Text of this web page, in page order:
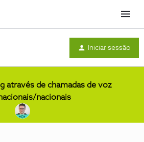
Menu
Iniciar sessão
através de chamadas de voz
nacionais